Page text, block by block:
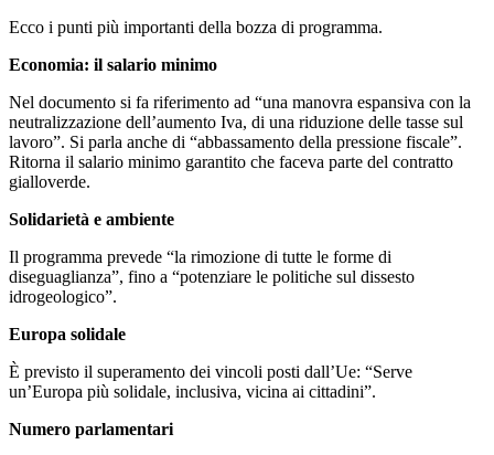
Ecco i punti più importanti della bozza di programma.
Economia: il salario minimo
Nel documento si fa riferimento ad “una manovra espansiva con la
neutralizzazione dell’aumento Iva, di una riduzione delle tasse sul
lavoro”. Si parla anche di “abbassamento della pressione fiscale”.
Ritorna il salario minimo garantito che faceva parte del contratto
gialloverde.
Solidarietà e ambiente
Il programma prevede “la rimozione di tutte le forme di
diseguaglianza”, fino a “potenziare le politiche sul dissesto
idrogeologico”.
Europa solidale
È previsto il superamento dei vincoli posti dall’Ue: “Serve
un’Europa più solidale, inclusiva, vicina ai cittadini”.
Numero parlamentari